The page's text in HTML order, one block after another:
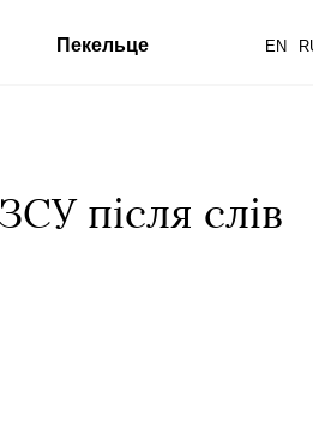
EN
Пекельце
після слів